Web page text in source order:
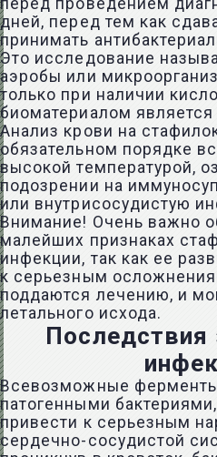
дней, перед тем как
принимать
Это исследование
аэробы или
только при наличии
биоматериалом является
Анализ крови на
обязательном порядке
высокой температурой,
подозрении на
или внутрисосудистую
Внимание! Очень важно
малейших признаках
инфекции, так как ее
к серьезным
поддаются лечению, и
летального исхода.
Последствия
Всевозможные
патогенными
привести к серьезным
сердечно-сосудистой